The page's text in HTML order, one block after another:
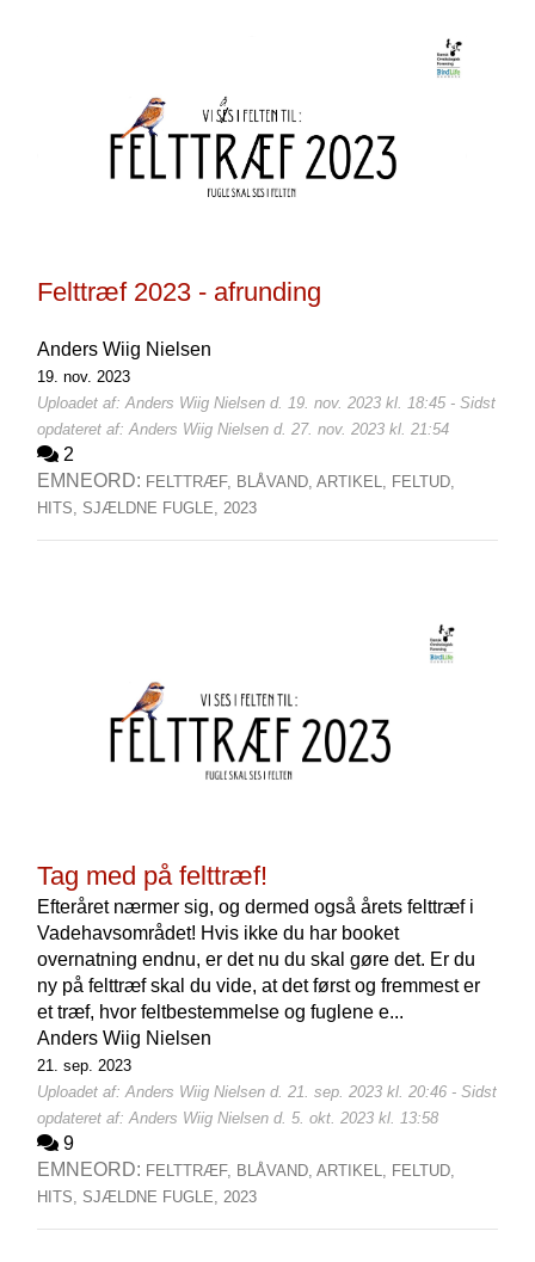
Felttræf 2023 - afrunding
Anders Wiig Nielsen
19. nov. 2023
Uploadet af: Anders Wiig Nielsen d. 19. nov. 2023 kl. 18:45 - Sidst
opdateret af: Anders Wiig Nielsen d. 27. nov. 2023 kl. 21:54
2
EMNEORD: FELTTRÆF, BLÅVAND, ARTIKEL, FELTUD,
HITS, SJÆLDNE FUGLE, 2023
Tag med på felttræf!
Efteråret nærmer sig, og dermed også årets felttræf i
Vadehavsområdet! Hvis ikke du har booket
overnatning endnu, er det nu du skal gøre det. Er du
ny på felttræf skal du vide, at det først og fremmest er
et træf, hvor feltbestemmelse og fuglene e...
Anders Wiig Nielsen
21. sep. 2023
Uploadet af: Anders Wiig Nielsen d. 21. sep. 2023 kl. 20:46 - Sidst
opdateret af: Anders Wiig Nielsen d. 5. okt. 2023 kl. 13:58
9
EMNEORD: FELTTRÆF, BLÅVAND, ARTIKEL, FELTUD,
HITS, SJÆLDNE FUGLE, 2023